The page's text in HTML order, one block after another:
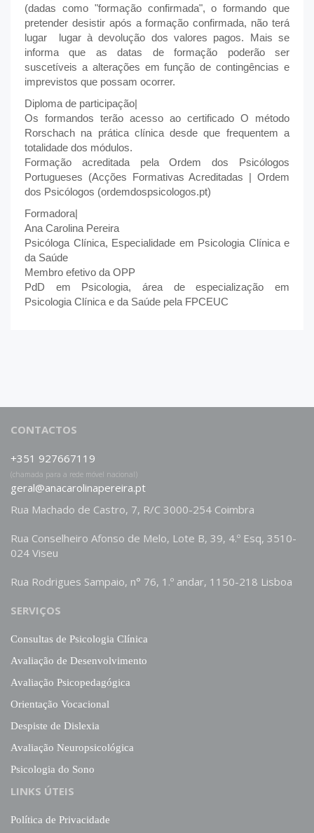
(dadas como "formação confirmada", o formando que
pretender desistir após a formação confirmada, não terá
lugar lugar à devolução dos valores pagos. Mais se
informa que as datas de formação poderão ser
suscetíveis a alterações em função de contingências e
imprevistos que possam ocorrer.
Diploma de participação|
Os formandos terão acesso ao certificado O método
Rorschach na prática clínica desde que frequentem a
totalidade dos módulos.
Formação acreditada pela Ordem dos Psicólogos
Portugueses (Acções Formativas Acreditadas | Ordem
dos Psicólogos (ordemdospsicologos.pt)
Formadora|
Ana Carolina Pereira
Psicóloga Clínica, Especialidade em Psicologia Clínica e
da Saúde
Membro efetivo da OPP
PdD em Psicologia, área de especialização em
Psicologia Clínica e da Saúde pela FPCEUC
CONTACTOS
+351 927667119
(chamada para a rede móvel nacional)
geral@anacarolinapereira.pt
Rua Machado de Castro, 7, R/C 3000-254 Coimbra
Rua Conselheiro Afonso de Melo, Lote B, 39, 4.º Esq, 3510-
024 Viseu
Rua Rodrigues Sampaio, n° 76, 1.º andar, 1150-218 Lisboa
SERVIÇOS
Consultas de Psicologia Clínica
Avaliação de Desenvolvimento
Avaliação Psicopedagógica
Orientação Vocacional
Despiste de Dislexia
Avaliação Neuropsicológica
Psicologia do Sono
LINKS ÚTEIS
Política de Privacidade